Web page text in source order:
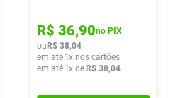
R$ 36,90no PIX
ou R$ 38,04
em até 1x nos cartões
em até 1x de R$ 38,04